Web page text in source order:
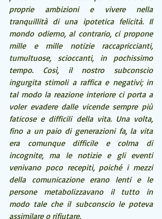
proprie ambizioni e vivere nella
tranquillità di una ipotetica felicità. Il
mondo odierno, al contrario, ci propone
mille e mille notizie raccapriccianti,
tumultuose, scioccanti, in pochissimo
tempo. Così, il nostro subconscio
ingurgita stimoli a raffica e negativi; in
tal modo la reazione interiore ci porta a
voler evadere dalle vicende sempre più
faticose e difficili della vita. Una volta,
fino a un paio di generazioni fa, la vita
era comunque difficile e colma di
incognite, ma le notizie e gli eventi
venivano poco recepiti, poiché i mezzi
della comunicazione erano lenti e le
persone metabolizzavano il tutto in
modo tale che il subconscio le poteva
assimilare o rifiutare.